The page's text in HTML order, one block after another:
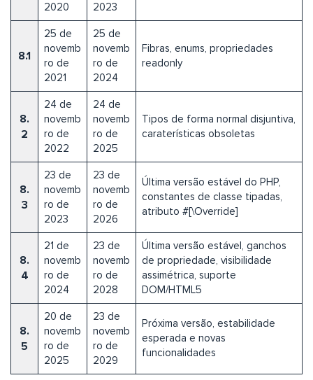
2020
2023
8.1
25 de
novemb
ro de
2021
25 de
novemb
ro de
2024
Fibras, enums, propriedades
readonly
8.
2
24 de
novemb
ro de
2022
24 de
novemb
ro de
2025
Tipos de forma normal disjuntiva,
caraterísticas obsoletas
8.
3
23 de
novemb
ro de
2023
23 de
novemb
ro de
2026
Última versão estável do PHP,
constantes de classe tipadas,
atributo #[\Override]
8.
4
21 de
novemb
ro de
2024
23 de
novemb
ro de
2028
Última versão estável, ganchos
de propriedade, visibilidade
assimétrica, suporte
DOM/HTML5
8.
5
20 de
novemb
ro de
2025
23 de
novemb
ro de
2029
Próxima versão, estabilidade
esperada e novas
funcionalidades